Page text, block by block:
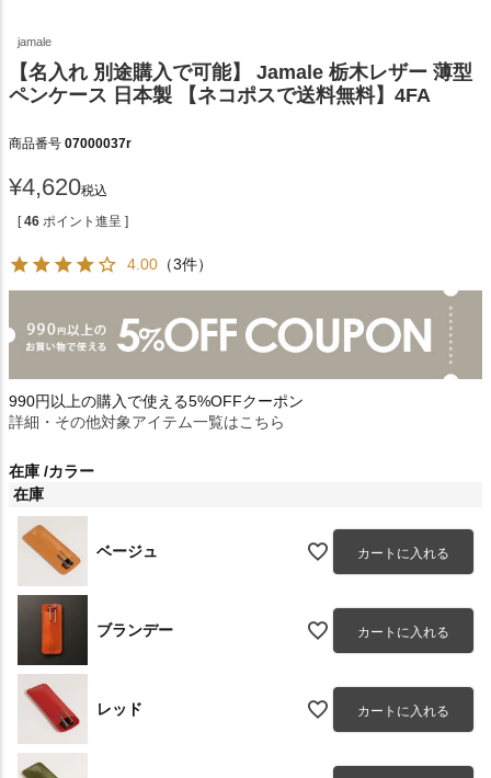
jamale
【名入れ 別途購入で可能】 Jamale 栃木レザー 薄型
ペンケース 日本製 【ネコポスで送料無料】4FA
商品番号 07000037r
¥4,620税込
[ 46 ポイント進呈 ]
4.00 （3件）
990円以上の購入で使える5%OFFクーポン
詳細・その他対象アイテム一覧はこちら
在庫 カラー
在庫
ベージュ カートに入れる
ブランデー カートに入れる
レッド カートに入れる